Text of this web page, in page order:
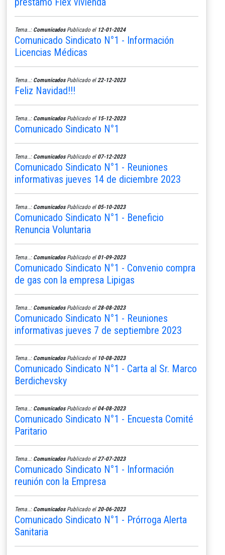
Tema..: ComunicadosPublicado el 12-01-2024
Comunicado Sindicato N°1 - Información
Licencias Médicas
Tema..: ComunicadosPublicado el 22-12-2023
Feliz Navidad!!!
Tema..: ComunicadosPublicado el 15-12-2023
Comunicado Sindicato N°1
Tema..: ComunicadosPublicado el 07-12-2023
Comunicado Sindicato N°1 - Reuniones
informativas jueves 14 de diciembre 2023
Tema..: ComunicadosPublicado el 05-10-2023
Comunicado Sindicato N°1 - Beneficio
Renuncia Voluntaria
Tema..: ComunicadosPublicado el 01-09-2023
Comunicado Sindicato N°1 - Convenio compra
de gas con la empresa Lipigas
Tema..: ComunicadosPublicado el 28-08-2023
Comunicado Sindicato N°1 - Reuniones
informativas jueves 7 de septiembre 2023
Tema..: ComunicadosPublicado el 10-08-2023
Comunicado Sindicato N°1 - Carta al Sr. Marco
Berdichevsky
Tema..: ComunicadosPublicado el 04-08-2023
Comunicado Sindicato N°1 - Encuesta Comité
Paritario
Tema..: ComunicadosPublicado el 27-07-2023
Comunicado Sindicato N°1 - Información
reunión con la Empresa
Tema..: ComunicadosPublicado el 20-06-2023
Comunicado Sindicato N°1 - Prórroga Alerta
Sanitaria